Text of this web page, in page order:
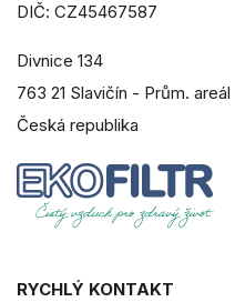
DIČ: CZ45467587
Divnice 134
763 21 Slavičín - Prům. areál
Česká republika
RYCHLÝ KONTAKT